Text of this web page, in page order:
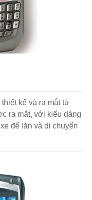
kế và ra mắt từ
ra mắt, với kiểu dáng
để lăn và di chuyển